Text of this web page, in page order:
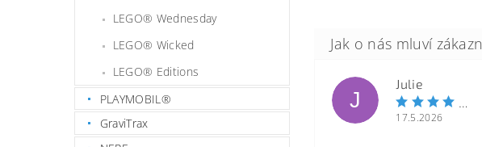
LEGO® Wednesday
LEGO® Wicked
LEGO® Editions
PLAYMOBIL®
GraviTrax
J
Julie
17.5.2026